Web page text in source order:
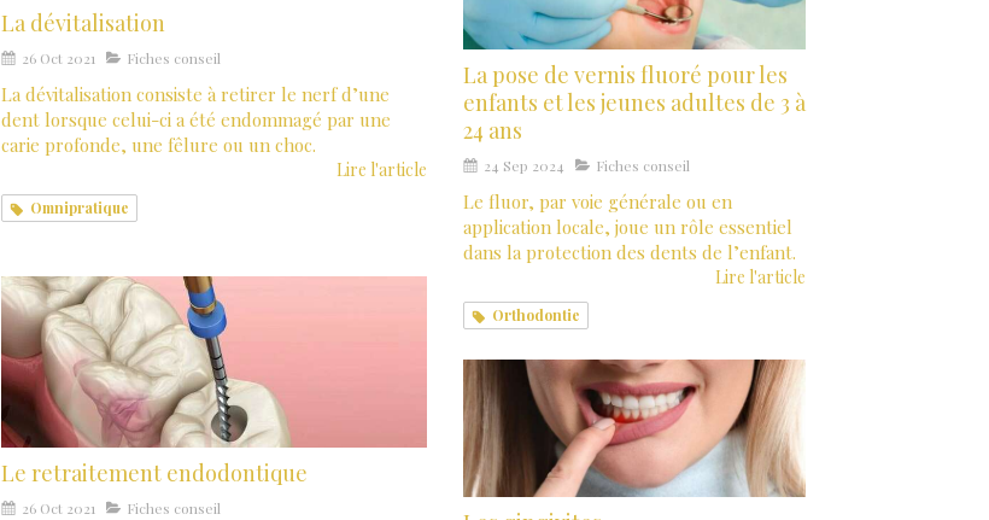
La dévitalisation
26 Oct 2021 Fiches conseil
La dévitalisation consiste à retirer le nerf d’une
dent lorsque celui-ci a été endommagé par une
carie profonde, une fêlure ou un choc.
Lire l'article
Omnipratique
Le retraitement endodontique
26 Oct 2021 Fiches conseil
La pose de vernis fluoré pour les
enfants et les jeunes adultes de 3 à
24 ans
24 Sep 2024 Fiches conseil
Le fluor, par voie générale ou en
application locale, joue un rôle essentiel
dans la protection des dents de l’enfant.
Lire l'article
Orthodontie